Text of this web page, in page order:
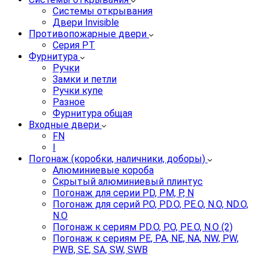
Системы открывания
Двери Invisible
Противопожарные двери
Серия PT
Фурнитура
Ручки
Замки и петли
Ручки купе
Разное
Фурнитура общая
Входные двери
FN
I
Погонаж (коробки, наличники, доборы)
Алюминиевые короба
Скрытый алюминиевый плинтус
Погонаж для серии PD, PM, P, N
Погонаж для серий P.O, PD.O, PE.O, N.O, ND.O,
N.O
Погонаж к сериям PD.O, P.O, PE.O, N.O (2)
Погонаж к сериям PE, PA, NE, NA, NW, PW,
PWB, SE, SA, SW, SWB